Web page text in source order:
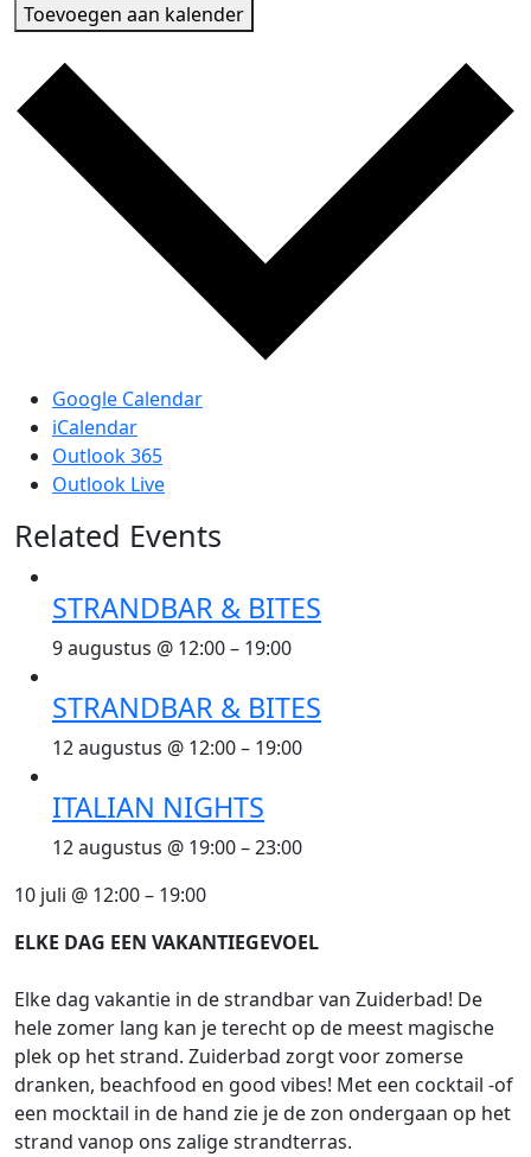
Toevoegen aan kalender
Google Calendar
iCalendar
Outlook 365
Outlook Live
Related Events
STRANDBAR & BITES
9 augustus @ 12:00– 19:00
STRANDBAR & BITES
12 augustus @ 12:00– 19:00
ITALIAN NIGHTS
12 augustus @ 19:00–23:00
10 juli @ 12:00– 19:00
ELKE DAG EEN VAKANTIEGEVOEL
Elke dag vakantie in de strandbar van Zuiderbad! De
hele zomer lang kan je terecht op de meest magische
plek op het strand. Zuiderbad zorgt voor zomerse
dranken, beachfood en good vibes! Met een cocktail -of
een mocktail in de hand zie je de zon ondergaan op het
strand vanop ons zalige strandterras.